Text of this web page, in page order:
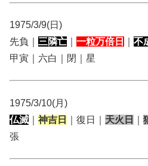
1975/3/9(日)
先負｜ 三隣亡 一粒万倍日 不
甲寅｜六白｜閉｜星
1975/3/10(月)
仏滅
神吉日 ｜復日｜ 天火日
張